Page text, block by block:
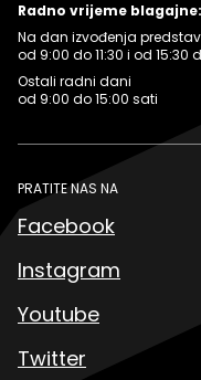
Radno vrijeme blagajne:
Na dan izvođenja
od 9:00 do 11:30 i od 15:30
Ostali radni dani
od 9:00 do 15:00 sati
PRATITE NAS NA
Facebook
Instagram
Youtube
Twitter